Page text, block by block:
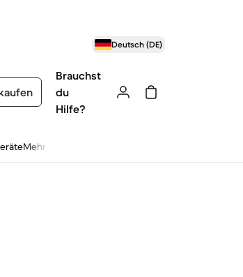
Deutsch (DE)
Brauchst
du
Hilfe?
Mehr